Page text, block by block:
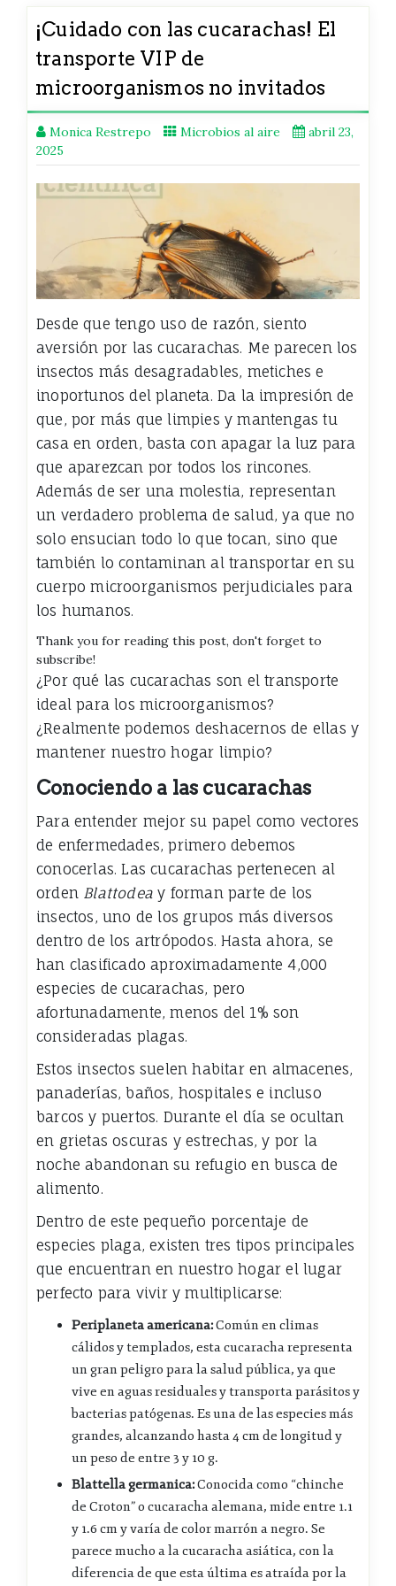
¡Cuidado con las cucarachas! El
transporte VIP de
microorganismos no invitados
Monica Restrepo Microbios al aire
abril 23,
2025
Desde que tengo uso de razón, siento
aversión por las cucarachas. Me parecen los
insectos más desagradables, metiches e
inoportunos del planeta. Da la impresión de
que, por más que limpies y mantengas tu
casa en orden, basta con apagar la luz para
que aparezcan por todos los rincones.
Además de ser una molestia, representan
un verdadero problema de salud, ya que no
solo ensucian todo lo que tocan, sino que
también lo contaminan al transportar en su
cuerpo microorganismos perjudiciales para
los humanos.
Thank you for reading this post, don't forget to
subscribe!
¿Por qué las cucarachas son el transporte
ideal para los microorganismos?
¿Realmente podemos deshacernos de ellas y
mantener nuestro hogar limpio?
Conociendo a las cucarachas
Para entender mejor su papel como vectores
de enfermedades, primero debemos
conocerlas. Las cucarachas pertenecen al
orden Blattodea y forman parte de los
insectos, uno de los grupos más diversos
dentro de los artrópodos. Hasta ahora, se
han clasificado aproximadamente 4,000
especies de cucarachas, pero
afortunadamente, menos del 1% son
consideradas plagas.
Estos insectos suelen habitar en almacenes,
panaderías, baños, hospitales e incluso
barcos y puertos. Durante el día se ocultan
en grietas oscuras y estrechas, y por la
noche abandonan su refugio en busca de
alimento.
Dentro de este pequeño porcentaje de
especies plaga, existen tres tipos principales
que encuentran en nuestro hogar el lugar
perfecto para vivir y multiplicarse:
Periplaneta americana:Común en climas
cálidos y templados, esta cucaracha representa
un gran peligro para la salud pública, ya que
vive en aguas residuales y transporta parásitos y
bacterias patógenas. Es una de las especies más
grandes, alcanzando hasta 4 cm de longitud y
un peso de entre 3 y 10 g.
Blattella germanica:Conocida como “chinche
de Croton” o cucaracha alemana, mide entre 1.1
y 1.6 cm y varía de color marrón a negro. Se
parece mucho a la cucaracha asiática, con la
diferencia de que esta última es atraída por la